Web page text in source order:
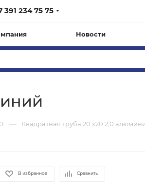
391 234 75 75
Новости
— Квадратная труба 20 х20 2,0
В избранное Сравнить